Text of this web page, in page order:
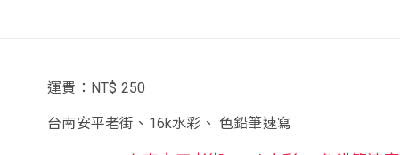
運費：NT$ 250
台南安平老街、16k水彩、 色鉛筆速寫